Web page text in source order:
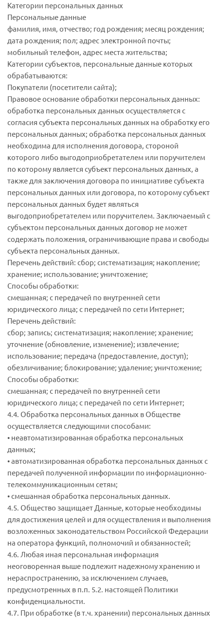
Категории персональных данных
Персональные данные
фамилия, имя, отчество; год рождения; месяц рождения;
дата рождения; пол; адрес электронной почты;
мобильный телефон, адрес места жительства;
Категории субъектов, персональные данные которых
обрабатываются:
Покупатели (посетители сайта);
Правовое основание обработки персональных данных:
обработка персональных данных осуществляется с
согласия субъекта персональных данных на обработку его
персональных данных; обработка персональных данных
необходима для исполнения договора, стороной
которого либо выгодоприобретателем или поручителем
по которому является субъект персональных данных, а
также для заключения договора по инициативе субъекта
персональных данных или договора, по которому субъект
персональных данных будет являться
выгодоприобретателем или поручителем. Заключаемый с
субъектом персональных данных договор не может
содержать положения, ограничивающие права и свободы
субъекта персональных данных.
Перечень действий: сбор; систематизация; накопление;
хранение; использование; уничтожение;
Способы обработки:
смешанная; с передачей по внутренней сети
юридического лица; с передачей по сети Интернет;
Перечень действий:
сбор; запись; систематизация; накопление; хранение;
уточнение (обновление, изменение); извлечение;
использование; передача (предоставление, доступ);
обезличивание; блокирование; удаление; уничтожение;
Способы обработки:
смешанная; с передачей по внутренней сети
юридического лица; с передачей по сети Интернет;
4.4. Обработка персональных данных в Обществе
осуществляется следующими способами:
• неавтоматизированная обработка персональных
данных;
• автоматизированная обработка персональных данных с
передачей полученной информации по информационно-
телекоммуникационным сетям;
• смешанная обработка персональных данных.
4.5. Общество защищает Данные, которые необходимы
для достижения целей и для осуществления и выполнения
возложенных законодательством Российской Федерации
на оператора функций, полномочий и обязанностей;
4.6. Любая иная персональная информация
неоговоренная выше подлежит надежному хранению и
нераспространению, за исключением случаев,
предусмотренных в п.п. 5.2. настоящей Политики
конфиденциальности.
4.7. При обработке (в т.ч. хранении) персональных данных